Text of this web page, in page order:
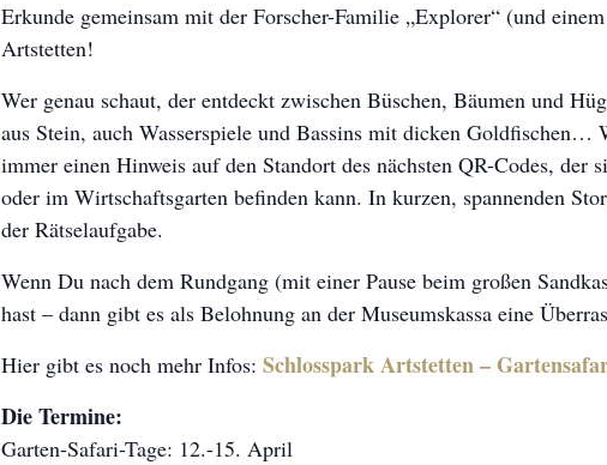
Erkunde gemeinsam mit der Forscher-Familie „Explorer“ (und
Artstetten!
Wer genau schaut, der entdeckt zwischen Büschen, Bäumen und
aus Stein, auch Wasserspiele und Bassins mit dicken Goldfischen…
immer einen Hinweis auf den Standort des nächsten QR-Codes, der
oder im Wirtschaftsgarten befinden kann. In kurzen, spannenden
der Rätselaufgabe.
Wenn Du nach dem Rundgang (mit einer Pause beim großen
hast – dann gibt es als Belohnung an der Museumskassa eine
Hier gibt es noch mehr Infos: Schlosspark Artstetten –
Die Termine:
Garten-Safari-Tage: 12.-15. April